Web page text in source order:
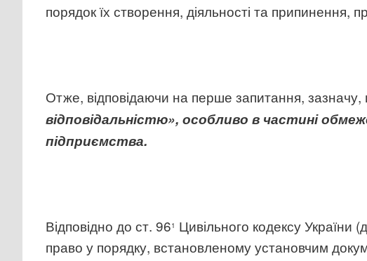
порядок їх створення, діяльності та припинення,
Отже, відповідаючи на перше запитання,
відповідальністю», особливо в частині
підприємства.
Відповідно до ст. 961 Цивільного кодексу України
право у порядку, встановленому установчим